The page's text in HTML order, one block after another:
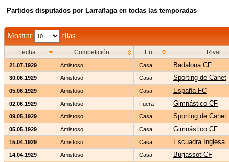
Partidos disputados por Larrañaga en todas las temporadas
Mostrar filas
Fecha Competición En Rival
21.07.1929 Amistoso Casa Badalona CF
30.06.1929 Amistoso Casa Sporting de Canet
05.06.1929 Amistoso Casa España FC
02.06.1929 Amistoso Fuera Gimnástico CF
09.05.1929 Amistoso Casa Sporting de Canet
05.05.1929 Amistoso Casa Gimnástico CF
15.04.1929 Amistoso Casa Escuadra Inglesa
14.04.1929 Amistoso Casa Burjassot CF